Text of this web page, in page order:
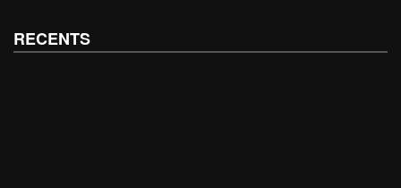
RECENTS